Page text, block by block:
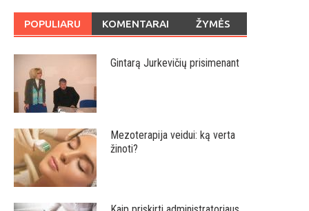
POPULIARU KOMENTARAI ŽYMĖS
Gintarą Jurkevičių prisimenant
Mezoterapija veidui: ką verta
žinoti?